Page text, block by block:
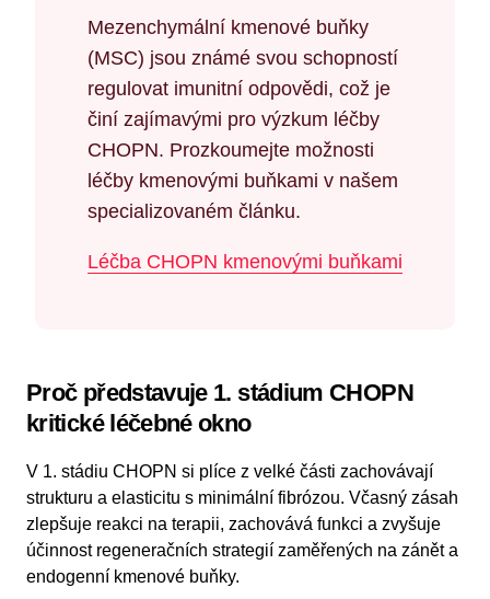
Mezenchymální kmenové buňky
(MSC) jsou známé svou schopností
regulovat imunitní odpovědi, což je
činí zajímavými pro výzkum léčby
CHOPN. Prozkoumejte možnosti
léčby kmenovými buňkami v našem
specializovaném článku.
Léčba CHOPN kmenovými buňkami
Proč představuje 1. stádium CHOPN
kritické léčebné okno
V 1. stádiu CHOPN si plíce z velké části zachovávají
strukturu a elasticitu s minimální fibrózou. Včasný zásah
zlepšuje reakci na terapii, zachovává funkci a zvyšuje
účinnost regeneračních strategií zaměřených na zánět a
endogenní kmenové buňky.